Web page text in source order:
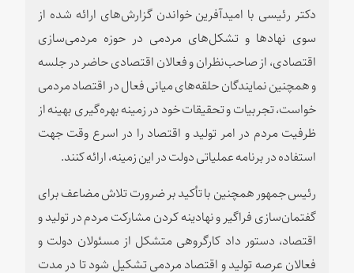
دکتر رئیسی با امیدآفرین خواندن گزارش‌های ارائه شده از
سوی نهادها و تشکل‌های مردمی در حوزه مردمی‌سازی
اقتصادی، از صاحب‌نظران و فعالان اقتصادی حاضر در جلسه
و همچنین نمایندگان حلقه‌های میانی فعال در اقتصاد مردمی
خواست، تجربیات و تحقیقات خود در زمینه بهره‌گیری بهینه از
ظرفیت مردم در امر تولید و اقتصاد را در اسرع وقت جهت
استفاده در برنامه عملیاتی‌ دولت در این زمینه، ارائه کنند.
رئیس جمهور همچنین با تأکید بر ضرورت تلاش مضاعف برای
گفتمان‌سازی فراگیر و نهادینه کردن مشارکت مردم در تولید و
اقتصاد، دستور داد کارگروهی متشکل از مسئولان دولت و
فعالان عرصه تولید و اقتصاد مردمی تشکیل شود تا در مدت